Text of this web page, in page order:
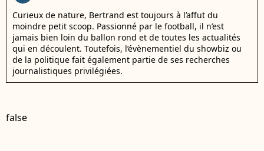
Curieux de nature, Bertrand est toujours à l’affut du
moindre petit scoop. Passionné par le football, il n’est
jamais bien loin du ballon rond et de toutes les actualités
qui en découlent. Toutefois, l’évènementiel du showbiz ou
de la politique fait également partie de ses recherches
journalistiques privilégiées.
false